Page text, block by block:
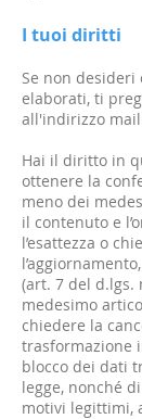
I tuoi diritti
Se non
elaborati, ti
all'indirizzo
Hai il diritto in
ottenere la
meno dei
il contenuto e
l’esattezza o
(art. 7 del d.lgs.
medesimo
chiedere la
trasformazione
blocco dei dati
legge, nonché
motivi legittimi,